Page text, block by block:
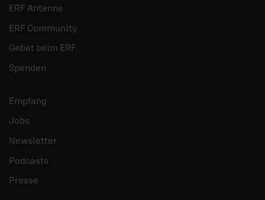
bedeutet das? Ein Interview mit der
Pastorin Steffi Baltes.
ERF Antenne
ERF Community
Gebet beim ERF
Spenden
Empfang
Jobs
Newsletter
Podcasts
Presse